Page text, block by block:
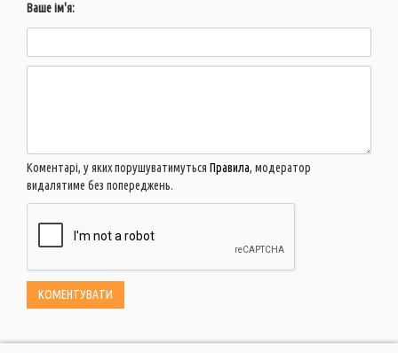
Ваше ім'я:
Коментарі, у яких порушуватимуться Правила, модератор
видалятиме без попереджень.